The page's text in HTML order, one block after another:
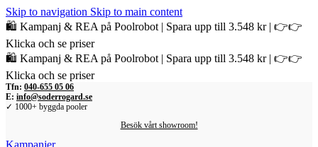
Skip to navigation Skip to main content
🛍️ Kampanj & REA på Poolrobot | Spara upp till 3.548 kr | 👉👉
Klicka och se priser
🛍️ Kampanj & REA på Poolrobot | Spara upp till 3.548 kr | 👉👉
Klicka och se priser
Tfn: 040-655 05 06
E: info@soderrogard.se
✓ 1000+ byggda pooler
Besök vårt showroom!
Kampanjer